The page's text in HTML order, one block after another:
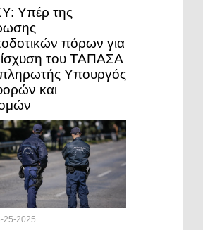
Υπέρ της
πόρων για
του ΤΑΠΑΣΑ
Υπουργός
και
25-2025